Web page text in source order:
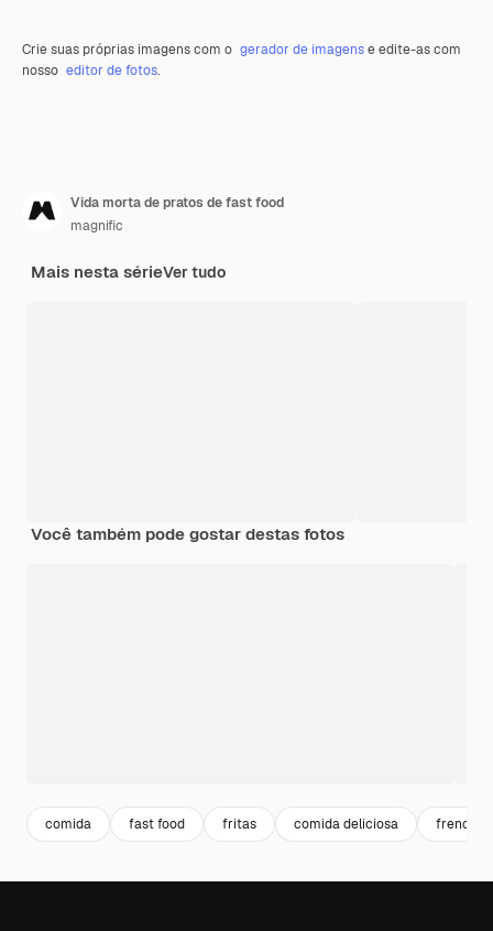
Crie suas próprias imagens com o gerador de imagense edite-as com
nosso editor de fotos.
Vida morta de pratos de fast food
magnific
Mais nesta sérieVer tudo
Você também pode gostar destas fotos
comida fast food fritas comida deliciosa french